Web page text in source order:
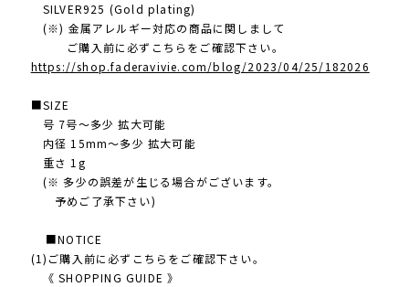
SILVER925 (Gold plating)
(※) 金属アレルギー対応の商品に関しまして
ご購入前に必ずこちらをご確認下さい。
https://shop.faderavivie.com/blog/2023/04/25/182026
■SIZE
号 7号〜多少 拡大可能
内径 15mm〜多少 拡大可能
重さ 1g
(※ 多少の誤差が生じる場合がございます。
予めご了承下さい)
■NOTICE
(1)ご購入前に必ずこちらをご確認下さい。
《 SHOPPING GUIDE 》